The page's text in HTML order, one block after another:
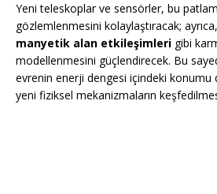
Yeni teleskoplar ve sensörler, bu
gözlemlenmesini kolaylaştıracak; ayrıca,
manyetik alan etkileşimleri gibi
modellenmesini güçlendirecek. Bu
evrenin enerji dengesi içindeki konumu
yeni fiziksel mekanizmaların